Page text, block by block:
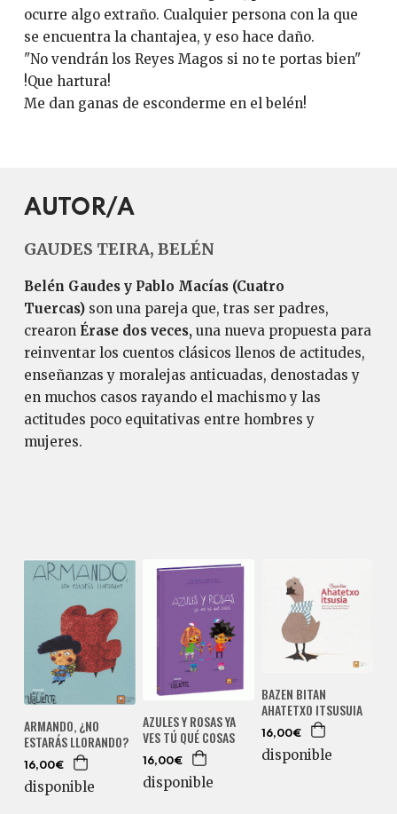
ocurre algo extraño. Cualquier persona con la que
se encuentra la chantajea, y eso hace daño.
"No vendrán los Reyes Magos si no te portas bien"
!Que hartura!
Me dan ganas de esconderme en el belén!
AUTOR/A
GAUDES TEIRA, BELÉN
Belén Gaudes y Pablo Macías (Cuatro
Tuercas)son una pareja que, tras ser padres,
crearon Érase dos veces,una nueva propuesta para
reinventar los cuentos clásicos llenos de actitudes,
enseñanzas y moralejas anticuadas, denostadas y
en muchos casos rayando el machismo y las
actitudes poco equitativas entre hombres y
mujeres.
ARMANDO, ¿NO
ESTARÁS LLORANDO?
16,00€
disponible
AZULES Y ROSAS YA
VES TÚ QUÉ COSAS
16,00€
disponible
BAZEN BITAN
AHATETXO ITSUSUIA
16,00€
disponible